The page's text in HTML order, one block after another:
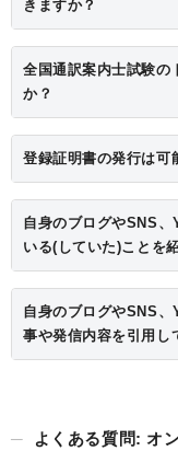
きますか？
全国通訳案内士試験の
か？
登録証明書の発行は可
自身のブログやSNS
いる(していた)ことを
自身のブログやSNS
事や発信内容を引用し
よくある質問: オ